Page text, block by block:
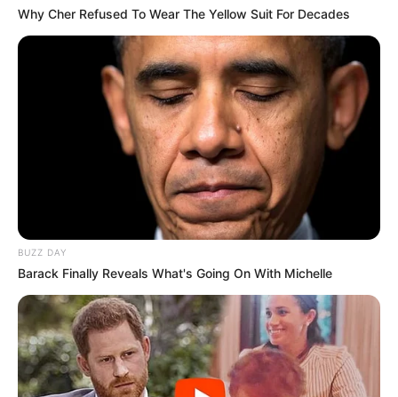
Why Cher Refused To Wear The Yellow Suit For Decades
BUZZ DAY
Barack Finally Reveals What's Going On With Michelle